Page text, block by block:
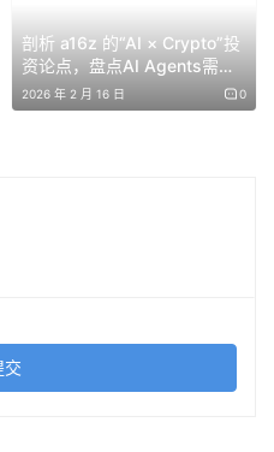
度。此外，费用市场将优化
。升级预计需约15分钟停
33提案
日起停止对五大传统区块链
SLP、Kusama、EOS 和
剖析 a16z 的“AI × Crypto”投
资论点，盘点AI Agents需要
的14个加密项目
2026 年 2 月 16 日 0
交